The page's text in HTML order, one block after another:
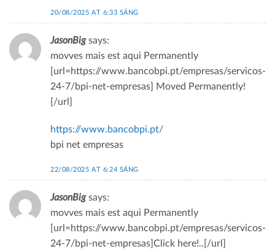
20/08/2025 AT 6:33 SÁNG
JasonBig says:
movves mais est aqui Permanently
[url=https://www.bancobpi.pt/empresas/servicos-
24-7/bpi-net-empresas] Moved Permanently!
[/url]
https://www.bancobpi.pt/
bpi net empresas
22/08/2025 AT 6:24 SÁNG
JasonBig says:
movves mais est aqui Permanently
[url=https://www.bancobpi.pt/empresas/servicos-
24-7/bpi-net-empresas]Click here!..[/url]